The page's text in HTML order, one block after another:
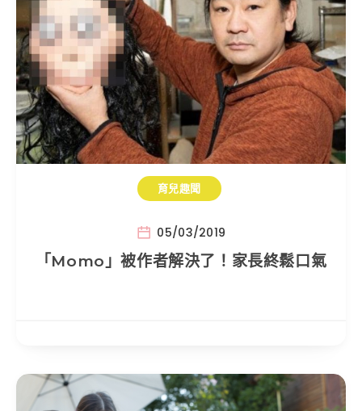
育兒趣聞
05/03/2019
「Momo」被作者解決了！家長終鬆口氣